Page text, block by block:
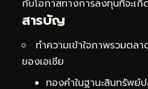
กับโอกาสทางการลงทุนที่จะเกิ
สารบัญ
ทำความเข้าใจภาพรวมตล
ของเอเชีย
ทองคำในฐานะสินทรัพย์